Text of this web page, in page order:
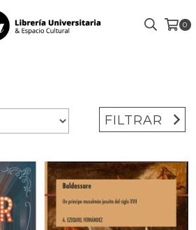
0
FILTRAR